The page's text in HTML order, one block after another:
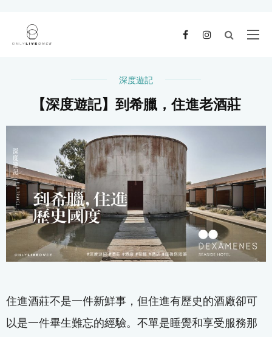
深度遊記
【深度遊記】到希臘，住進老酒莊
住進酒莊不是一件新鮮事，但住進有歷史的酒廠卻可
以是一件畢生難忘的經驗。不單是睡覺和享受服務那